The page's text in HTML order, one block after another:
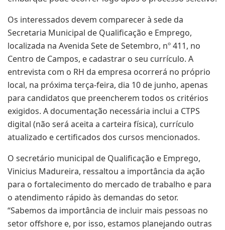
Os interessados devem comparecer à sede da
Secretaria Municipal de Qualificação e Emprego,
localizada na Avenida Sete de Setembro, nº 411, no
Centro de Campos, e cadastrar o seu currículo. A
entrevista com o RH da empresa ocorrerá no próprio
local, na próxima terça-feira, dia 10 de junho, apenas
para candidatos que preencherem todos os critérios
exigidos. A documentação necessária inclui a CTPS
digital (não será aceita a carteira física), currículo
atualizado e certificados dos cursos mencionados.
O secretário municipal de Qualificação e Emprego,
Vinicius Madureira, ressaltou a importância da ação
para o fortalecimento do mercado de trabalho e para
o atendimento rápido às demandas do setor.
“Sabemos da importância de incluir mais pessoas no
setor offshore e, por isso, estamos planejando outras